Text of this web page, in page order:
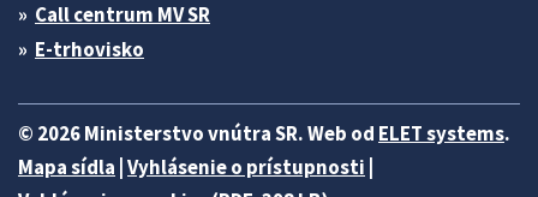
Call centrum MV SR
E-trhovisko
© 2026 Ministerstvo vnútra SR. Web od ELET systems.
Mapa sídla Vyhlásenie o prístupnosti